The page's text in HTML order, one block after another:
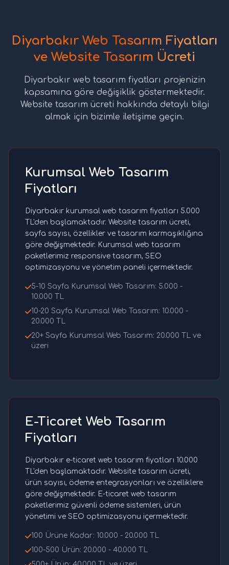
Diyarbakır Web Tasarım Fiyatları
ve Website Tasarım Ücreti
Diyarbakır web tasarım fiyatları projenizin
kapsamına göre değişiklik göstermektedir.
Website tasarım ücreti hakkında detaylı bilgi
almak için bizimle iletişime geçin.
Kurumsal Web Tasarım
Fiyatları
Diyarbakır kurumsal web tasarım fiyatları 5.000
TL'den başlamaktadır. Website tasarım ücreti,
sayfa sayısı, özellikler ve tasarım karmaşıklığına
göre değişmektedir. Kurumsal web tasarım
paketlerimiz responsive tasarım, SEO
optimizasyonu ve yönetim paneli içermektedir.
5-10 Sayfa Kurumsal Web Tasarım: 5.000 -
10.000 TL
10-20 Sayfa Kurumsal Web Tasarım: 10.000 -
20.000 TL
20+ Sayfa Kurumsal Web Tasarım: 20.000 TL ve
üzeri
E-Ticaret Web Tasarım
Fiyatları
Diyarbakır e-ticaret web tasarım fiyatları 10.000
TL'den başlamaktadır. Website tasarım ücreti,
ürün sayısı, ödeme entegrasyonları ve özelliklere
göre değişmektedir. E-ticaret web tasarım
paketlerimiz güvenli ödeme sistemleri, ürün
yönetimi ve SEO optimizasyonu içermektedir.
100 Ürüne Kadar: 10.000 - 20.000 TL
100-500 Ürün: 20.000 - 40.000 TL